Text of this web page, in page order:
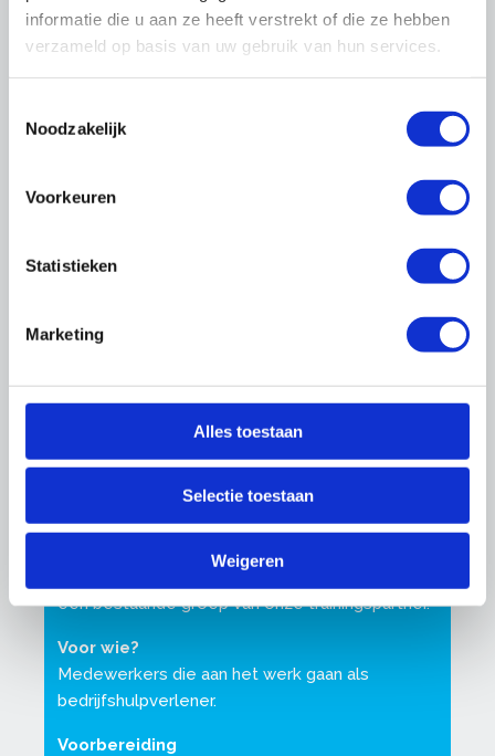
informatie die u aan ze heeft verstrekt of die ze hebben
verzameld op basis van uw gebruik van hun services.
Noodzakelijk
Voorkeuren
Statistieken
Marketing
Alles toestaan
Selectie toestaan
Weigeren
Praktische informatie
08.30 uur - 12.00 uur
Aantal deelnemers
10 – 15
Individuele inschrijvingen worden aangesloten bij
een bestaande groep van onze trainingspartner.
Voor wie?
Medewerkers die aan het werk gaan als
bedrijfshulpverlener.
Voorbereiding